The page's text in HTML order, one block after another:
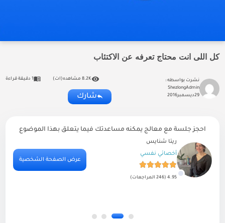
كل اللى انت محتاج تعرفه عن الاكتئاب
نشرت بواسطه :
ShezlongAdmin
29ديسمبر2016
8.2K مشاهده(ات) 1 دقيقة قراءة
شارك
احجز جلسة مع معالج يمكنه مساعدتك فيما يتعلق بهذا الموضوع
ريتا شنايس
أخصائي نفسي
4.95 (246 المراجعات)
عرض الصفحة الشخصية